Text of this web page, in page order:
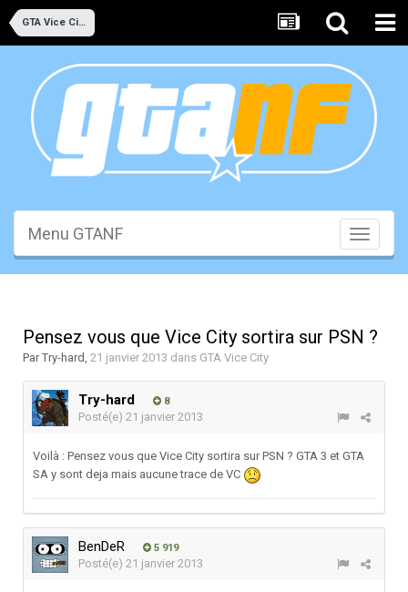
GTA Vice City
Toggle
Menu GTANF
Pensez vous que Vice City sortira sur PSN ?
ParTry-hard, 21 janvier 2013 dans GTA Vice City
Try-hard 8
Posté(e) 21 janvier 2013
Voilà : Pensez vous que Vice City sortira sur PSN ? GTA 3 et GTA
SA y sont deja mais aucune trace de VC
BenDeR 5 919
Posté(e) 21 janvier 2013